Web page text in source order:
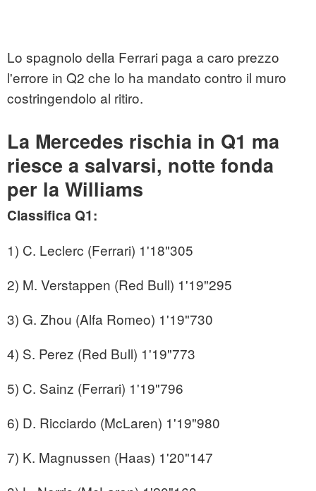
Lo spagnolo della Ferrari paga a caro prezzo
l'errore in Q2 che lo ha mandato contro il muro
costringendolo al ritiro.
La Mercedes rischia in Q1 ma
riesce a salvarsi, notte fonda
per la Williams
Classifica Q1:
1) C. Leclerc (Ferrari) 1'18"305
2) M. Verstappen (Red Bull) 1'19"295
3) G. Zhou (Alfa Romeo) 1'19"730
4) S. Perez (Red Bull) 1'19"773
5) C. Sainz (Ferrari) 1'19"796
6) D. Ricciardo (McLaren) 1'19"980
7) K. Magnussen (Haas) 1'20"147